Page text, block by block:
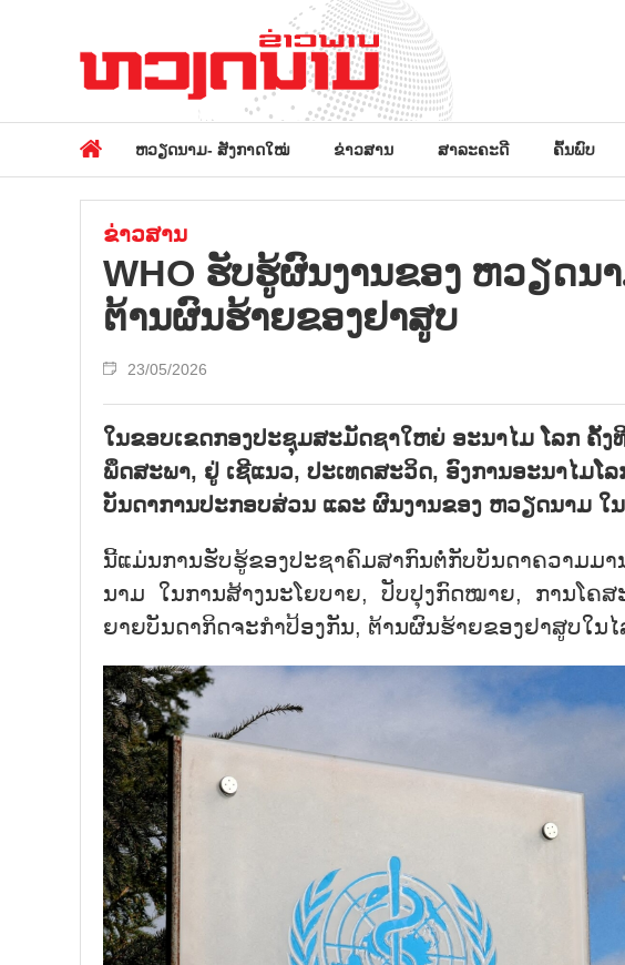
ຫວຽດນາມ- ສັງກາດໃໝ່ ຂ່າວສານ ສາລະຄະດີ ຄົ້ນພົບ
ຂ່າວສານ
WHO ຮັບ​ຮູ້​ຜົນ​ງານ​ຂອງ ຫວຽດ​ນ
ຕ້ານ​ຜົນ​ຮ້າຍ​ຂອງ​ຢາ​ສູບ
23/05/2026
ໃນ​ຂອບ​ເຂດກອງ​ປະ​ຊຸມ​ສະ​ມັດ​ຊາ​ໃຫຍ່ ອະ​ນາ​ໄມ ໂລກ ຄັ້ງ​ທີ
ພຶດ​ສະ​ພາ, ຢູ່ ເຊີ​ແນວ, ປະ​ເທດ​ສະ​ວິດ, ອົງ​ການ​ອະ​ນາ​ໄມ​ໂ
ບັນ​ດາ​ການ​ປະ​ກອບ​ສ່ວນ ແລະ ຜົນ​ງານ​ຂອງ ຫວຽດ​ນາມ ໃ
ນີ້​ແມ່ນ​ການ​ຮັບ​ຮູ້​ຂອງ​ປະ​ຊາ​ຄົມ​ສາ​ກົນ​ຕໍ່​ກັບ​ບັນ​ດາ​ຄວາມ​
ນາມ ໃນ​ການ​ສ້າງ​ນະ​ໂຍ​ບາຍ, ປັບ​ປຸງ​ກົດ​ໝາຍ, ການໂຄ​
ຍາຍ​ບັນ​ດາ​ກິດ​ຈະ​ກຳ​ປ້ອງ​ກັນ, ຕ້ານ​ຜົນ​ຮ້າຍ​ຂອງ​ຢາ​ສູບ​ໃນ​